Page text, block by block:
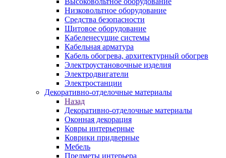
Низковольтное оборудование
Средства безопасности
Щитовое оборудование
Кабеленесущие системы
Кабельная арматура
Кабель обогрева, архитектурный обогрев
Электроустановочные изделия
Электродвигатели
Электростанции
Декоративно-отделочные материалы
Назад
Декоративно-отделочные материалы
Оконная декорация
Ковры интерьерные
Коврики придверные
Мебель
Предметы интерьера